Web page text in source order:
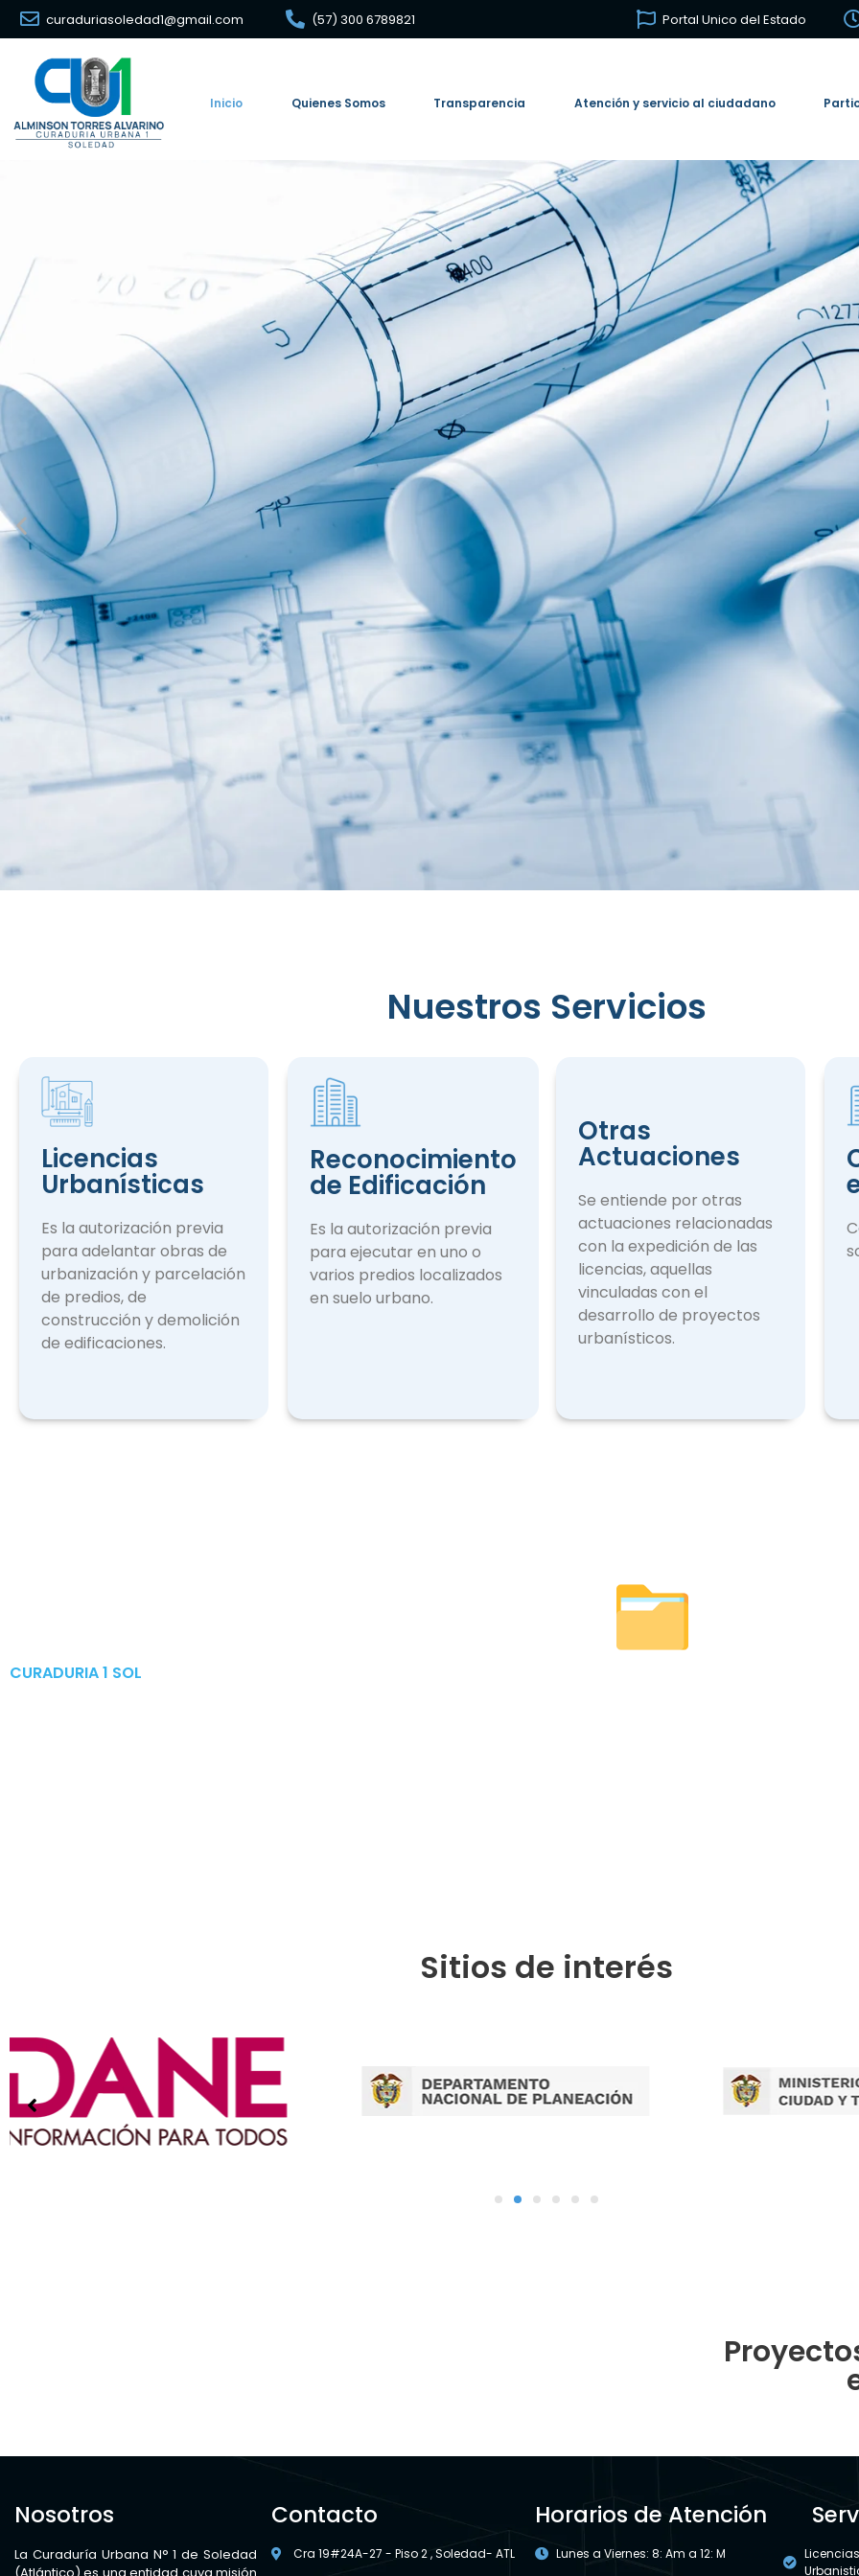
curaduriasoledad1@gmail.com (57) 300 6789821 Portal Unico del Estado
Inicio Quienes Somos Transparencia Atención y servicio al ciudadano
Reconocimiento
de Edificación
Nuestros Servicios
Licencias
Urbanísticas
Es la autorización previa
para adelantar obras de
urbanización y parcelación
de predios, de
construcción y demolición
de edificaciones.
Reconocimiento
de Edificación
Es la autorización previa
para ejecutar en uno o
varios predios localizados
en suelo urbano.
Otras
Actuaciones
Se entiende por otras
actuaciones rela­cionadas
con la expedición de las
licencias, aquellas
vinculadas con el
desarrollo de proyectos
urbanísticos.
CURADURIA 1 SOL
Sitios de interés
Nosotros
La Curaduría Urbana N° 1 de Soledad
(Atlántico) es una entidad cuya misión
Contacto
Cra 19#24A-27 - Piso 2 , Soledad- ATL
Horarios de Atención
Lunes a Viernes: 8: Am a 12: M
Licencias